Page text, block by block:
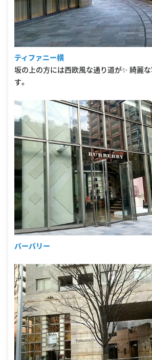
ティファニー横
坂の上の方には西欧風な通り道が✨ 綺麗
す。
バーバリー